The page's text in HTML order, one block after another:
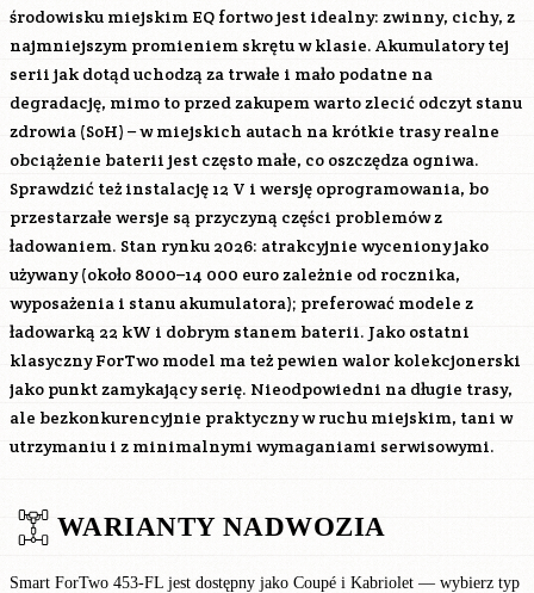
środowisku miejskim EQ fortwo jest idealny: zwinny, cichy, z
najmniejszym promieniem skrętu w klasie. Akumulatory tej
serii jak dotąd uchodzą za trwałe i mało podatne na
degradację, mimo to przed zakupem warto zlecić odczyt stanu
zdrowia (SoH) – w miejskich autach na krótkie trasy realne
obciążenie baterii jest często małe, co oszczędza ogniwa.
Sprawdzić też instalację 12 V i wersję oprogramowania, bo
przestarzałe wersje są przyczyną części problemów z
ładowaniem. Stan rynku 2026: atrakcyjnie wyceniony jako
używany (około 8000–14 000 euro zależnie od rocznika,
wyposażenia i stanu akumulatora); preferować modele z
ładowarką 22 kW i dobrym stanem baterii. Jako ostatni
klasyczny ForTwo model ma też pewien walor kolekcjonerski
jako punkt zamykający serię. Nieodpowiedni na długie trasy,
ale bezkonkurencyjnie praktyczny w ruchu miejskim, tani w
utrzymaniu i z minimalnymi wymaganiami serwisowymi.
WARIANTY NADWOZIA
Smart ForTwo 453-FL jest dostępny jako Coupé i Kabriolet — wybierz typ